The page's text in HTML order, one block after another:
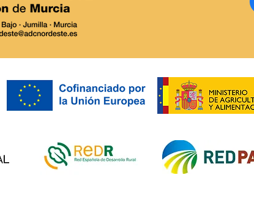
I Premios Europeos LEADER.